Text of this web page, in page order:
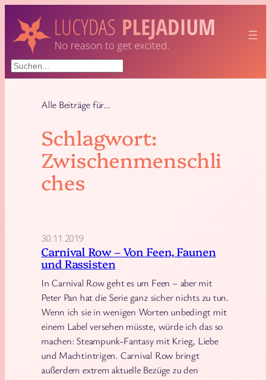
Inhalt
springen
Suchen
Alle Beiträge für…
Schlagwort:
Zwischenmenschli
ches
30.11.2019
Carnival Row – Von Feen, Faunen
und Rassisten
In Carnival Row geht es um Feen – aber mit
Peter Pan hat die Serie ganz sicher nichts zu tun.
Wenn ich sie in wenigen Worten unbedingt mit
einem Label versehen müsste, würde ich das so
machen: Steampunk-Fantasy mit Krieg, Liebe
und Machtintrigen. Carnival Row bringt
außerdem extrem aktuelle Bezüge zu den